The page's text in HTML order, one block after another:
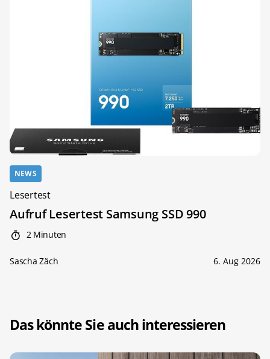
NEWS
Lesertest
Aufruf Lesertest Samsung SSD 990
2 Minuten
Sascha Zäch 6. Aug 2026
Das könnte Sie auch interessieren